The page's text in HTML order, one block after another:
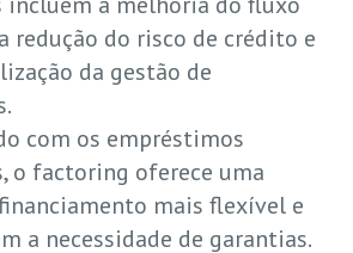
redução do risco de crédito e
da gestão de
com os empréstimos
o factoring oferece uma
mais flexível e
a necessidade de garantias.